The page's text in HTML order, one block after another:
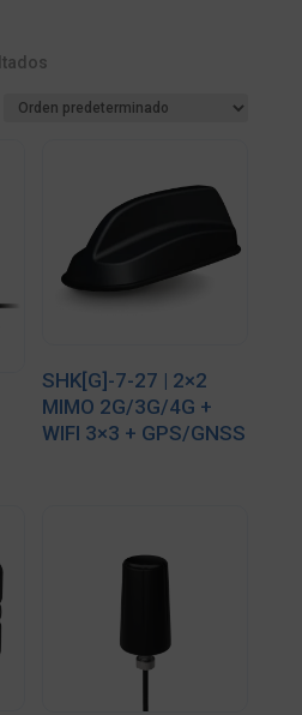
SHK[G]-7-27 | 2×2
MIMO 2G/3G/4G +
WIFI 3×3 + GPS/GNSS